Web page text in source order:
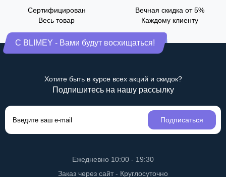
Сертифицирован
Весь товар
Вечная скидка от 5%
Каждому клиенту
С BLIMEY - Вами будут восхищаться!
Хотите быть в курсе всех акций и скидок?
Подпишитесь на нашу рассылку
Подписаться
Ежедневно 10:00 - 19:30
Заказ через сайт - Круглосуточно